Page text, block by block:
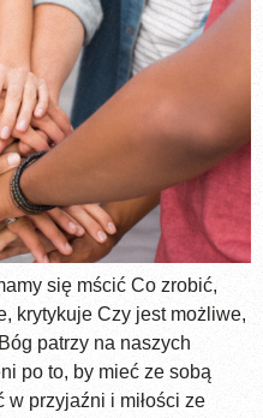
się mścić Co zrobić,
krytykuje Czy jest możliwe,
patrzy na naszych
po to, by mieć ze sobą
przyjaźni i miłości ze